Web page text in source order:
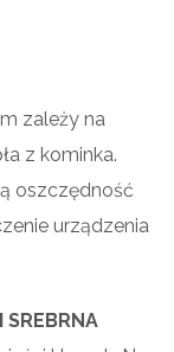
zależy na
z kominka.
oszczędność
urządzenia
SREBRNA